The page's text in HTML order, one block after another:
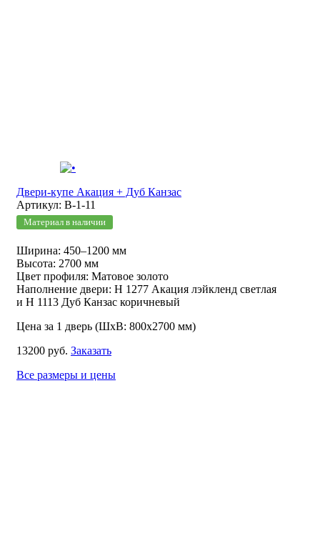
Двери-купе Акация + Дуб Канзас
Артикул: В-1-11
Материал в наличии
Ширина: 450–1200 мм
Высота: 2700 мм
Цвет профиля: Матовое золото
Наполнение двери: Н 1277 Акация лэйкленд светлая
и Н 1113 Дуб Канзас коричневый
Цена за 1 дверь (ШхВ: 800х2700 мм)
13200 руб. Заказать
Все размеры и цены